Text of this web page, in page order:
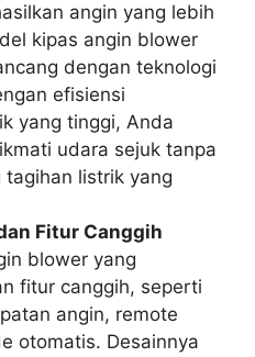
angin yang lebih
kipas angin blower
dengan teknologi
efisiensi
yang tinggi, Anda
udara sejuk tanpa
listrik yang
Fitur Canggih
blower yang
fitur canggih, seperti
angin, remote
otomatis. Desainnya